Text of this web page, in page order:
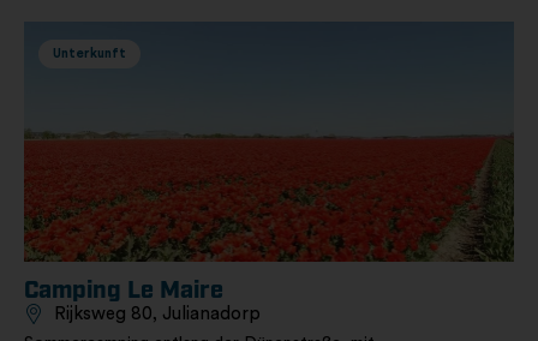
Unterkunft
Camping Le Maire
Rijksweg 80, Julianadorp